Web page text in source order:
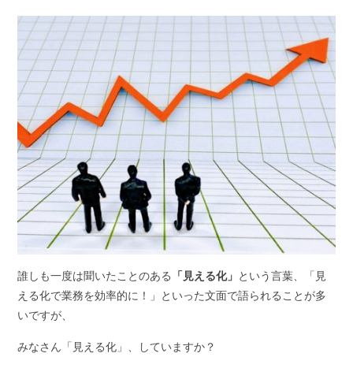
誰しも一度は聞いたことのある 「見える化」 という言葉、「見
える化で業務を効率的に！」といった文面で語られることが多
いですが、
みなさん「見える化」、していますか？